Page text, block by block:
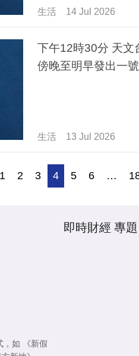
生活 14 Jul 2026
下午12時30分 天文
傍晚至明早發出一
生活 13 Jul 2026
1 2 3 4 5 6 …
，如
《新假
即時財經 專題